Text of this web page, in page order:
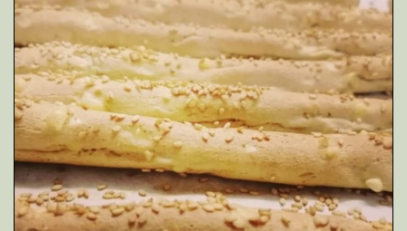
Comerços gastronòmics
Experiències gastronòmiques
Blog
Receptes de la Garrotxa